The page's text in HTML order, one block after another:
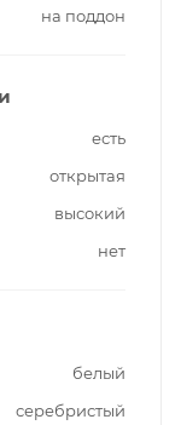
на поддон
есть
открытая
высокий
нет
белый
серебристый